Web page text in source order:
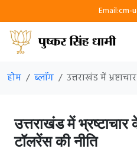
Email:cm-
होम ब्लॉग उत्तराखंड में
उत्तराखंड में
टॉलरेंस की नीति